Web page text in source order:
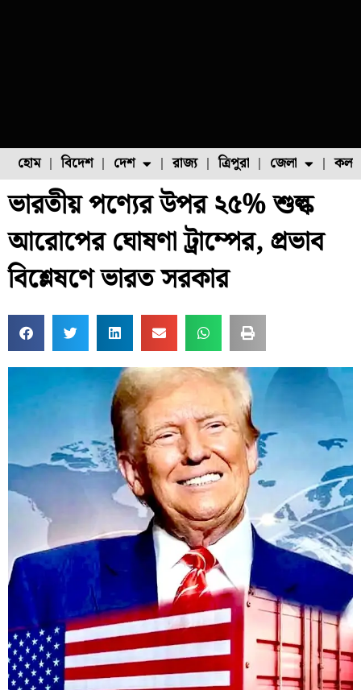
হোম বিদেশ দেশ
ফুল চাষ ফল চাষ মাছ চাষ
রাজ্য ত্রিপুরা জেলা
উত্তর ২৪ পরগনা
ভারতীয় পণ্যের উপর ২৫% শুল্ক
আরোপের ঘোষণা ট্রাম্পের, প্রভাব
বিশ্লেষণে ভারত সরকার